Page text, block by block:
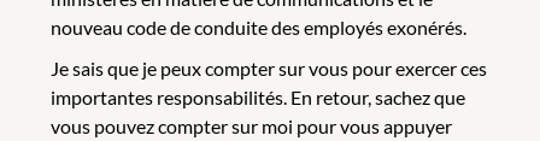
nouveau code de conduite des employés exonérés.
Je sais que je peux compter sur vous pour exercer ces
importantes responsabilités. En retour, sachez que
vous pouvez compter sur moi pour vous appuyer